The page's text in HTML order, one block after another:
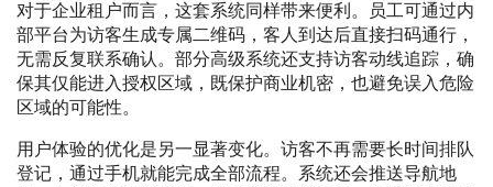
对于企业租户而言，这套系统同样带来便利。员工可通过内
部平台为访客生成专属二维码，客人到达后直接扫码通行，
无需反复联系确认。部分高级系统还支持访客动线追踪，确
保其仅能进入授权区域，既保护商业机密，也避免误入危险
区域的可能性。
用户体验的优化是另一显著变化。访客不再需要长时间排队
登记，通过手机就能完成全部流程。系统还会推送导航地